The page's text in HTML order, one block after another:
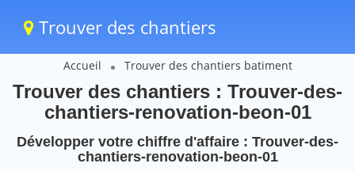
Trouver des chantiers
Accueil Trouver des chantiers batiment
Trouver des chantiers : Trouver-des-
chantiers-renovation-beon-01
Développer votre chiffre d'affaire : Trouver-des-
chantiers-renovation-beon-01